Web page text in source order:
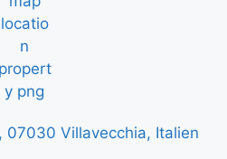
07030 Villavecchia, Italien